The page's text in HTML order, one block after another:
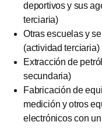
deportivos y sus
terciaria)
Otras escuelas y
(actividad terciaria)
Extracción de
secundaria)
Fabricación de
medición y otros
electrónicos con